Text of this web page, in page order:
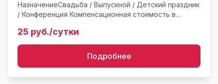
НазначениеСвадьба / Выпускной / Детский праздник
/ Конференция Компенсационная стоимость в
Лимонадник 8 литров (дис...
25 руб./сутки
Подробнее